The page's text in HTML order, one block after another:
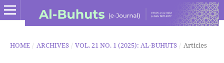
HOME / ARCHIVES / VOL. 21 NO. 1 (2025): AL-BUHUTS / Articles